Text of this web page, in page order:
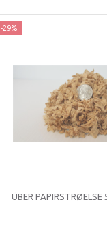
-29%
ÜBER PAPIRSTRØELSE